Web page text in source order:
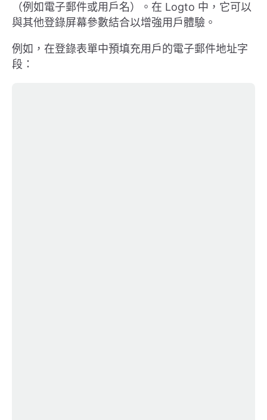
（例如電子郵件或用戶名）。在 Logto 中，它可以
與其他登錄屏幕參數結合以增強用戶體驗。
例如，在登錄表單中預填充用戶的電子郵件地址字
段：